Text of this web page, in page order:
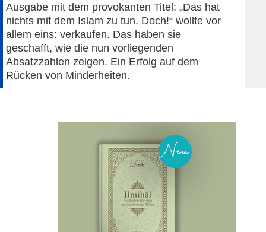
Ausgabe mit dem provokanten Titel: „Das hat
nichts mit dem Islam zu tun. Doch!“ wollte vor
allem eins: verkaufen. Das haben sie
geschafft, wie die nun vorliegenden
Absatzzahlen zeigen. Ein Erfolg auf dem
Rücken von Minderheiten.